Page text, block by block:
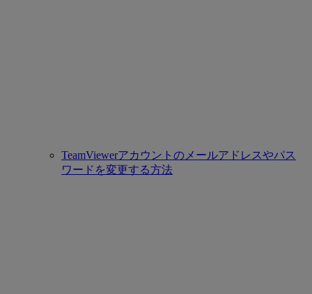
TeamViewerアカウントのメールアドレスやパス
ワードを変更する方法